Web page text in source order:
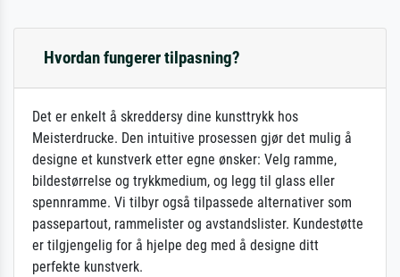
Hvordan fungerer tilpasning?
Det er enkelt å skreddersy dine kunsttrykk hos
Meisterdrucke. Den intuitive prosessen gjør det mulig å
designe et kunstverk etter egne ønsker: Velg ramme,
bildestørrelse og trykkmedium, og legg til glass eller
spennramme. Vi tilbyr også tilpassede alternativer som
passepartout, rammelister og avstandslister. Kundestøtte
er tilgjengelig for å hjelpe deg med å designe ditt
perfekte kunstverk.